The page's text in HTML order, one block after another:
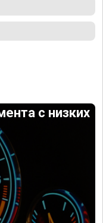
с низких